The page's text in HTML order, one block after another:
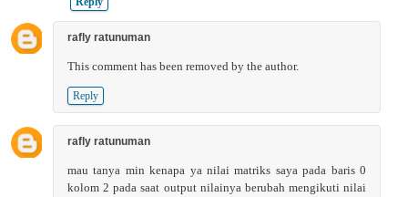
rafly ratunuman
This comment has been removed by the author.
Reply
rafly ratunuman
mau tanya min kenapa ya nilai matriks saya pada baris 0
kolom 2 pada saat output nilainya berubah mengikuti nilai